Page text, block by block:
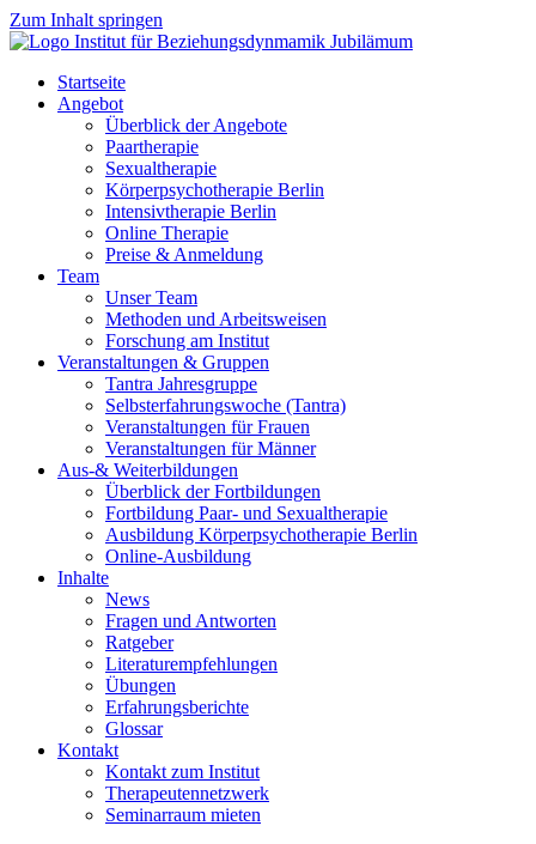
Zum Inhalt springen
Startseite
Angebot
Überblick der Angebote
Paartherapie
Sexualtherapie
Körperpsychotherapie Berlin
Intensivtherapie Berlin
Online Therapie
Preise & Anmeldung
Team
Unser Team
Methoden und Arbeitsweisen
Forschung am Institut
Veranstaltungen & Gruppen
Tantra Jahresgruppe
Selbsterfahrungswoche (Tantra)
Veranstaltungen für Frauen
Veranstaltungen für Männer
Aus-& Weiterbildungen
Überblick der Fortbildungen
Fortbildung Paar- und Sexualtherapie
Ausbildung Körperpsychotherapie Berlin
Online-Ausbildung
Inhalte
News
Fragen und Antworten
Ratgeber
Literaturempfehlungen
Übungen
Erfahrungsberichte
Glossar
Kontakt
Kontakt zum Institut
Therapeutennetzwerk
Seminarraum mieten